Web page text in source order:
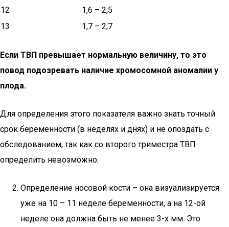
12
1,6 – 2,5
13
1,7 – 2,7
Если ТВП превышает нормальную величину, то это
повод подозревать наличие хромосомной аномалии у
плода.
Для определения этого показателя важно знать точный
срок беременности (в неделях и днях) и не опоздать с
обследованием, так как со второго триместра ТВП
определить невозможно.
Определение носовой кости – она визуализируется
уже на 10 – 11 неделе беременности, а на 12-ой
неделе она должна быть не менее 3-х мм. Это